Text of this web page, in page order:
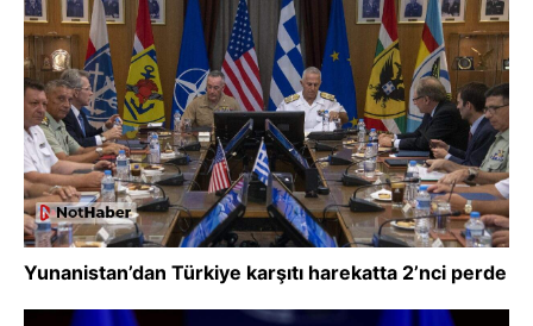
Yunanistan’dan Türkiye karşıtı harekatta 2’nci perde